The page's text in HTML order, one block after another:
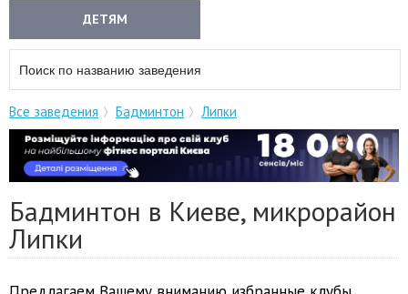
ДЕТЯМ
Все заведения Бадминтон Липки
Бадминтон в Киеве, микрорайон
Липки